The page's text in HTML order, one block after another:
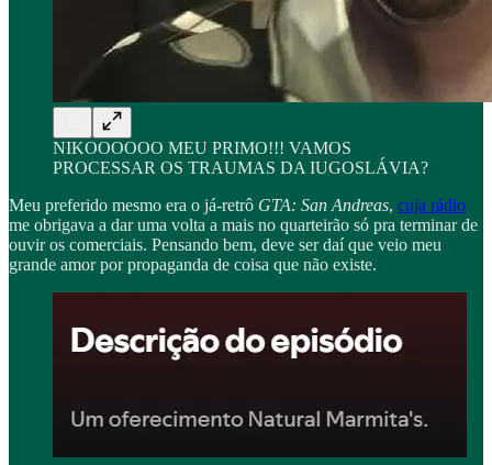
NIKOOOOOO MEU PRIMO!!! VAMOS
PROCESSAR OS TRAUMAS DA IUGOSLÁVIA?
Meu preferido mesmo era o já-retrô GTA: San Andreas, cuja rádio
me obrigava a dar uma volta a mais no quarteirão só pra terminar de
ouvir os comerciais. Pensando bem, deve ser daí que veio meu
grande amor por propaganda de coisa que não existe.